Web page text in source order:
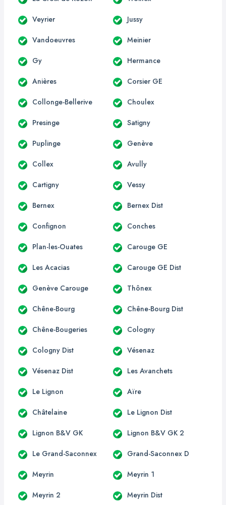
Veyrier Jussy
Vandoeuvres Meinier
Gy Hermance
Anières Corsier GE
Collonge-Bellerive Choulex
Presinge Satigny
Puplinge Genève
Collex Avully
Cartigny Vessy
Bernex Bernex Dist
Confignon Conches
Plan-les-Ouates Carouge GE
Les Acacias Carouge GE Dist
Genève Carouge Thônex
Chêne-Bourg Chêne-Bourg Dist
Chêne-Bougeries Cologny
Cologny Dist Vésenaz
Vésenaz Dist Les Avanchets
Le Lignon Aïre
Châtelaine Le Lignon Dist
Lignon B&V GK Lignon B&V GK 2
Le Grand-Saconnex Grand-Saconnex D
Meyrin Meyrin 1
Meyrin 2 Meyrin Dist